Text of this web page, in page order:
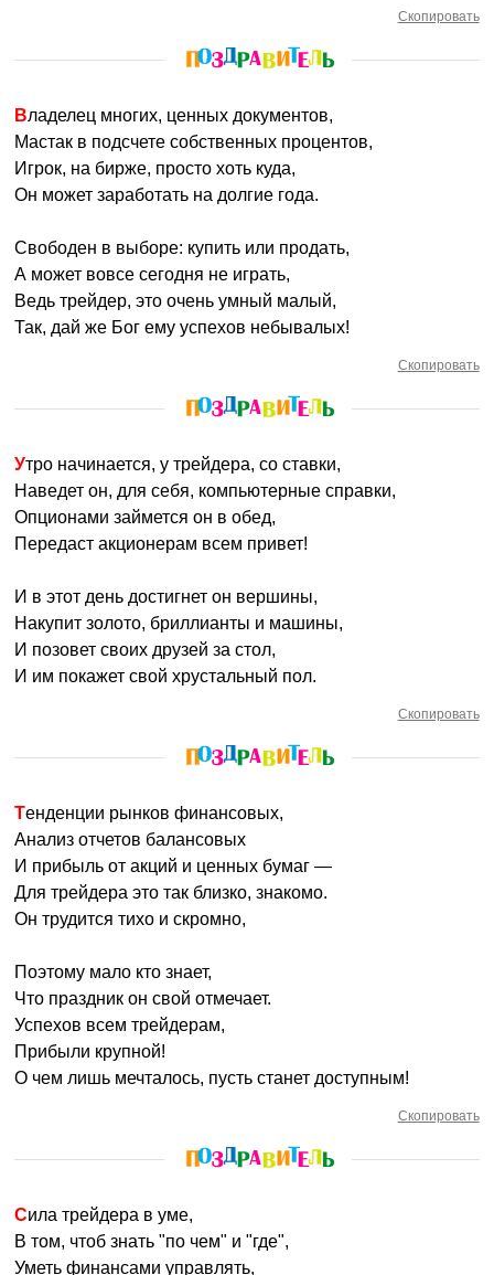
Скопировать
Владелец многих, ценных документов,
Мастак в подсчете собственных процентов,
Игрок, на бирже, просто хоть куда,
Он может заработать на долгие года.
Свободен в выборе: купить или продать,
А может вовсе сегодня не играть,
Ведь трейдер, это очень умный малый,
Так, дай же Бог ему успехов небывалых!
Скопировать
Утро начинается, у трейдера, со ставки,
Наведет он, для себя, компьютерные справки,
Опционами займется он в обед,
Передаст акционерам всем привет!
И в этот день достигнет он вершины,
Накупит золото, бриллианты и машины,
И позовет своих друзей за стол,
И им покажет свой хрустальный пол.
Скопировать
Тенденции рынков финансовых,
Анализ отчетов балансовых
И прибыль от акций и ценных бумаг —
Для трейдера это так близко, знакомо.
Он трудится тихо и скромно,
Поэтому мало кто знает,
Что праздник он свой отмечает.
Успехов всем трейдерам,
Прибыли крупной!
О чем лишь мечталось, пусть станет доступным!
Скопировать
Сила трейдера в уме,
В том, чтоб знать "по чем" и "где",
Уметь финансами управлять,